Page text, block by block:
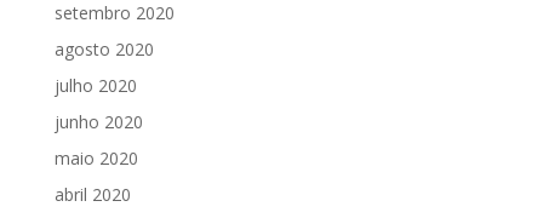
setembro 2020
agosto 2020
julho 2020
junho 2020
maio 2020
abril 2020